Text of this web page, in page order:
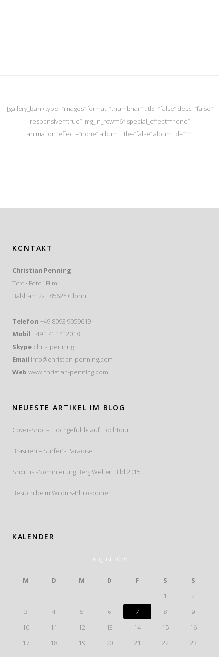
[gallery_bank type=“images“ format=“thumbnail“ title=“false“ desc=“false“
responsive=“true“ img_in_row=“6″ special_effect=“none“
animation_effect=“none“ album_title=“false“ album_id=“1″]
KONTAKT
Christian Penning
Text · Foto · Film
Balkham 22 · 85625 Glonn
Telefon +49 8093 9059619
Mobil +49 171 1412018
Skype chris_penning
Email info@christian-penning.com
Web www.christian-penning.com
NEUESTE ARTIKEL IM BLOG
Cover-Shot – Hochgefühle auf Hochtour
Brasilien – Surfer’s Paradise
Shortlist-Nominierung Berg.Welten.Bild 2015
Besuch beim Wildnis-Philosophen
KALENDER
August 2026
M D M D F S
S
1
2
3
4 5 6 7 8
9
10
11 12 13 14 15
16
17
18 19 20 21 22
23